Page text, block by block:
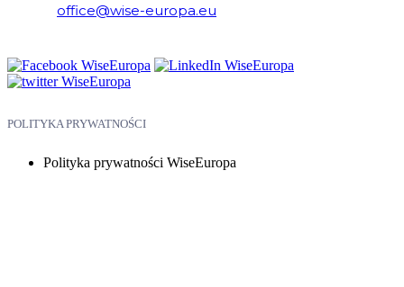
office@wise-europa.eu
POLITYKA PRYWATNOŚCI
Polityka prywatności WiseEuropa